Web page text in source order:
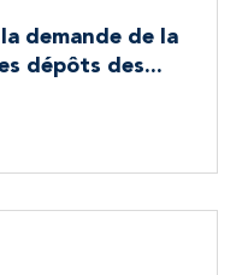
demande de la
dépôts des...